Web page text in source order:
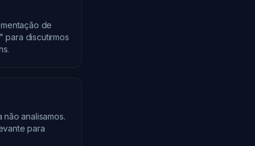
de
para discutirmos
analisamos.
para